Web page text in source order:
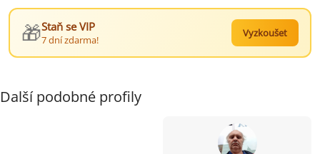
🎁Staň se VIP
7 dní zdarma!
Vyzkoušet
Další podobné profily